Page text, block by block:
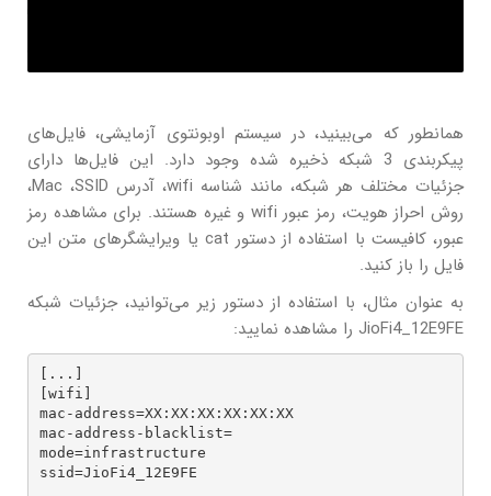
همانطور که می‌بینید، در سیستم اوبونتوی آزمایشی، فایل‌های
پیکربندی 3 شبکه ذخیره شده وجود دارد. این فایل‌ها دارای
جزئیات مختلف هر شبکه، مانند شناسه wifi، آدرس Mac ،SSID،
روش احراز هویت، رمز عبور wifi و غیره هستند. برای مشاهده رمز
عبور، کافیست با استفاده از دستور cat یا ویرایشگرهای متن این
فایل را باز کنید.
به عنوان مثال، با استفاده از دستور زیر می‌توانید، جزئیات شبکه
JioFi4_12E9FE را مشاهده نمایید:
[...]
[wifi]
mac-address=XX:XX:XX:XX:XX:XX
mac-address-blacklist=
mode=infrastructure
ssid=JioFi4_12E9FE